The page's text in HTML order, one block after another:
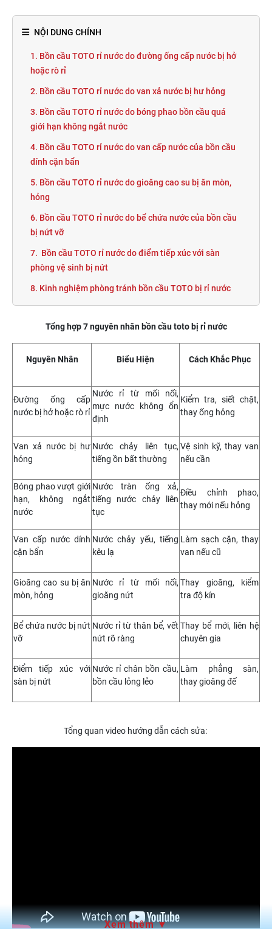
NỘI DUNG CHÍNH
1. Bồn cầu TOTO rỉ nước do đường ống cấp nước bị hở
hoặc rò rỉ
2. Bồn cầu TOTO rỉ nước do van xả nước bị hư hỏng
3. Bồn cầu TOTO rỉ nước do bóng phao bồn cầu quá
giới hạn không ngắt nước
4. Bồn cầu TOTO rỉ nước do van cấp nước của bồn cầu
dính cặn bẩn
5. Bồn cầu TOTO rỉ nước do gioăng cao su bị ăn mòn,
hỏng
6. Bồn cầu TOTO rỉ nước do bể chứa nước của bồn cầu
bị nứt vỡ
7. Bồn cầu TOTO rỉ nước do điểm tiếp xúc với sàn
phòng vệ sinh bị nứt
8. Kinh nghiệm phòng tránh bồn cầu TOTO bị rỉ nước
Tổng hợp 7 nguyên nhân bồn cầu toto bị rỉ nước
Nguyên Nhân Biểu Hiện Cách Khắc Phục
Đường ống cấp
nước bị hở hoặc rò rỉ
Nước rỉ từ mối nối,
mực nước không ổn
định
Kiểm tra, siết chặt,
thay ống hỏng
Van xả nước bị hư
hỏng
Nước chảy liên tục,
tiếng ồn bất thường
Vệ sinh kỹ, thay van
nếu cần
Bóng phao vượt giới
hạn, không ngắt
nước
Nước tràn ống xả,
tiếng nước chảy liên
tục
Điều chỉnh phao,
thay mới nếu hỏng
Van cấp nước dính
cặn bẩn
Nước chảy yếu, tiếng
kêu lạ
Làm sạch cặn, thay
van nếu cũ
Gioăng cao su bị ăn
mòn, hỏng
Nước rỉ từ mối nối,
gioăng nứt
Thay gioăng, kiểm
tra độ kín
Bể chứa nước bị nứt
vỡ
Nước rỉ từ thân bể, vết
nứt rõ ràng
Thay bể mới, liên hệ
chuyên gia
Điểm tiếp xúc với
sàn bị nứt
Nước rỉ chân bồn cầu,
bồn cầu lỏng lẻo
Làm phẳng sàn,
thay gioăng đế
Tổng quan video hướng dẫn cách sửa:
Xem thêm ▼